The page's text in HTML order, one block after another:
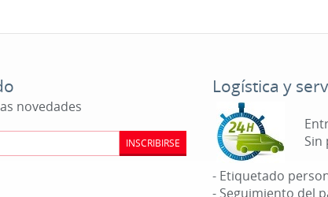
novedades
INSCRIBIRSE
Logística y
Sin
- Etiquetado
- Seguimiento del